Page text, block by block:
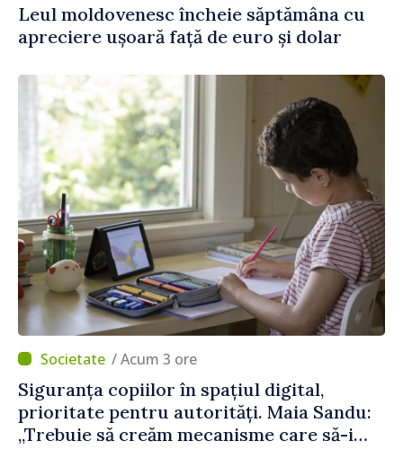
Leul moldovenesc încheie săptămâna cu
apreciere ușoară față de euro și dolar
/ Acum 3 ore
Siguranța copiilor în spațiul digital,
prioritate pentru autorități. Maia Sandu:
„Trebuie să creăm mecanisme care să-i